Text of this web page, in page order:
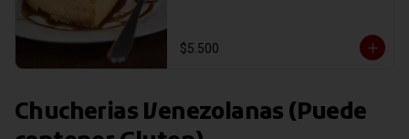
$5.500
Chucherias Venezolanas (Puede